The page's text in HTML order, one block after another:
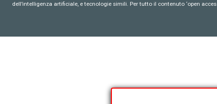
dell’intelligenza artificiale, e tecnologie simili. Per tutto il contenuto ‘open